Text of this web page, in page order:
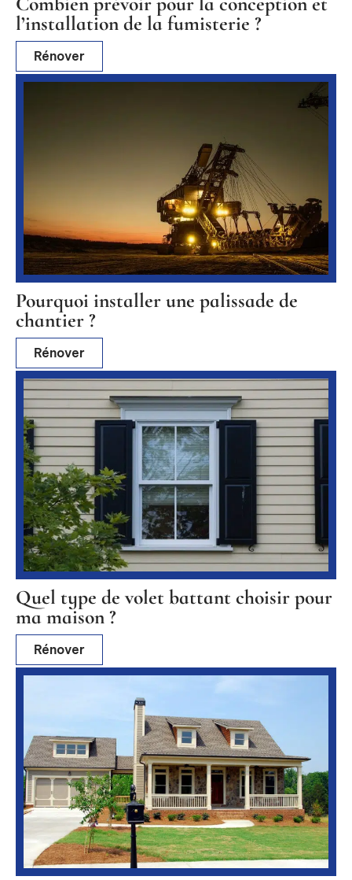
l’installation de la fumisterie ?
Rénover
Pourquoi installer une palissade de
chantier ?
Rénover
Quel type de volet battant choisir pour
ma maison ?
Rénover